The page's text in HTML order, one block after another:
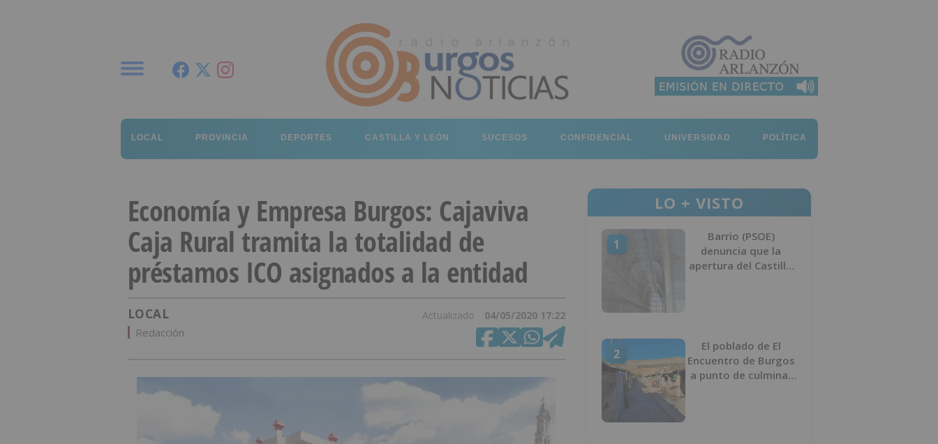
LOCAL PROVINCIA DEPORTES CASTILLA Y LEÓN SUCESOS CONFIDENCIAL UNIVERSIDAD POLÍTICA
Economía y Empresa Burgos: Cajaviva
Caja Rural tramita la totalidad de
préstamos ICO asignados a la entidad
LOCAL Actualizado 04/05/2020 17:22
Redacción
LO + VISTO
1
Barrio (PSOE)
denuncia que la
apertura del Castillo
2
El poblado de El
Encuentro de Burgos
a punto de culminar